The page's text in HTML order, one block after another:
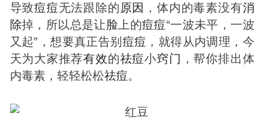
导致痘痘无法跟除的原因 ，体内的毒素没有消
除掉，所以总是让脸 上的痘痘“一波未平，一波
又起”，想要真正告别 痘痘 ，就得从内调理，今
天为大家推荐有效的祛痘小窍门 ，帮你排出体
内毒素，轻轻松松祛痘。